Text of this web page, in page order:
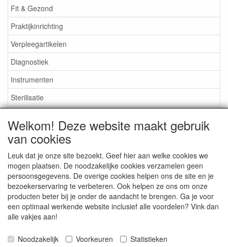
Fit & Gezond
Praktijkinrichting
Verpleegartikelen
Diagnostiek
Instrumenten
Sterilisatie
Aktieartikelen
Medisan Trading te Alblasserdam. Alle genoemde prijzen zijn
inclusief BTW enexclusief verzendkostentenzij anders
aangegeven.
Welkom! Deze website maakt gebruik
van cookies
Leuk dat je onze site bezoekt. Geef hier aan welke cookies we
mogen plaatsen. De noodzakelijke cookies verzamelen geen
persoonsgegevens. De overige cookies helpen ons de site en je
bezoekerservaring te verbeteren. Ook helpen ze ons om onze
producten beter bij je onder de aandacht te brengen. Ga je voor
een optimaal werkende website inclusief alle voordelen? Vink dan
alle vakjes aan!
Noodzakelijk Voorkeuren Statistieken